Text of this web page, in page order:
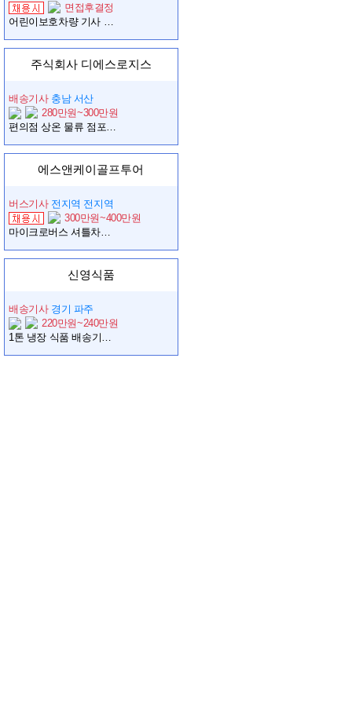
면접후결정
어린이보호차량 기사 모집
주식회사 디에스로지스
배송기사 충남 서산
280만원~300만원
편의점 상온 물류 점포배송 기사님 모집 (2.5T 차량 제공)
에스앤케이골프투어
버스기사 전지역 전지역
300만원~400만원
마이크로버스 셔틀차량 운전직
신영식품
배송기사 경기 파주
220만원~240만원
1톤 냉장 식품 배송기사님 모집합니다